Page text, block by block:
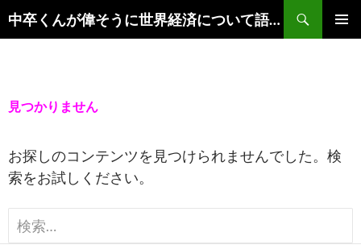
ツ
へ
キ
ッ
プ
中卒くんが偉そうに世界経済について語るブログ
検
索
見つかりません
お探しのコンテンツを見つけられませんでした。検
索をお試しください。
検
索: